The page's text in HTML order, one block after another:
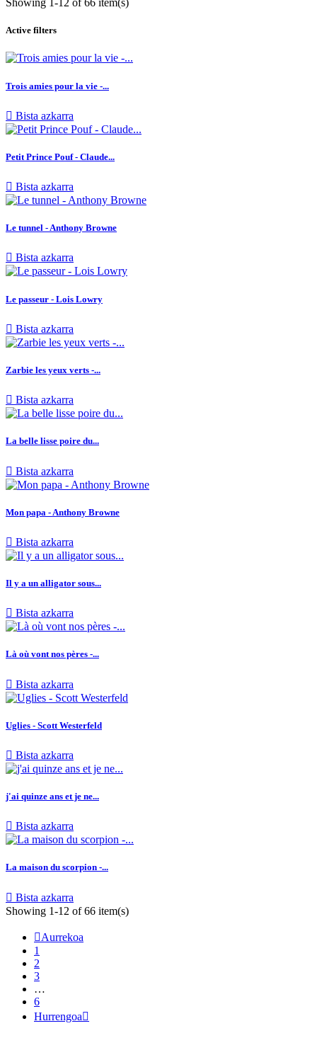
Showing 1-12 of 66 item(s)
Active filters
Trois amies pour la vie -...
 Bista azkarra
Petit Prince Pouf - Claude...
 Bista azkarra
Le tunnel - Anthony Browne
 Bista azkarra
Le passeur - Lois Lowry
 Bista azkarra
Zarbie les yeux verts -...
 Bista azkarra
La belle lisse poire du...
 Bista azkarra
Mon papa - Anthony Browne
 Bista azkarra
Il y a un alligator sous...
 Bista azkarra
Là où vont nos pères -...
 Bista azkarra
Uglies - Scott Westerfeld
 Bista azkarra
j'ai quinze ans et je ne...
 Bista azkarra
La maison du scorpion -...
 Bista azkarra
Showing 1-12 of 66 item(s)
Aurrekoa
1
2
3
…
6
Hurrengoa